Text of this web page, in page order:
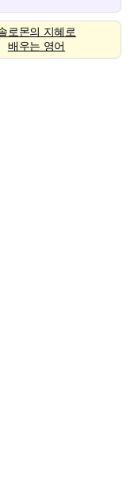
로몬의 지혜로
배우는 영어